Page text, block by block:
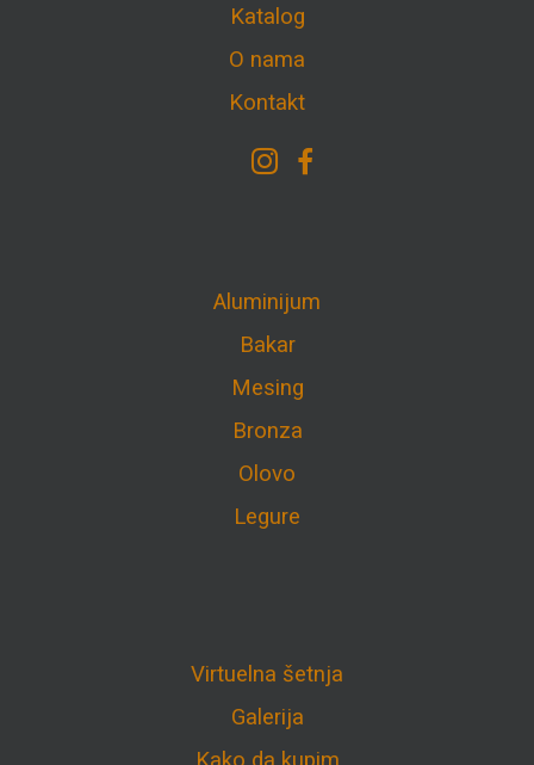
Katalog
O nama
Kontakt
Aluminijum
Bakar
Mesing
Bronza
Olovo
Legure
Virtuelna šetnja
Galerija